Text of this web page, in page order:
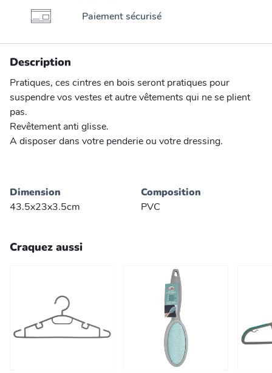
Paiement sécurisé
Description
Pratiques, ces cintres en bois seront pratiques pour
suspendre vos vestes et autre vêtements qui ne se plient
pas.
Revêtement anti glisse.
A disposer dans votre penderie ou votre dressing.
Dimension
43.5x23x3.5cm
Composition
PVC
Craquez aussi